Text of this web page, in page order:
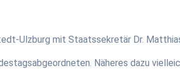
Ulzburg mit Staatssekretär Dr.
Näheres dazu